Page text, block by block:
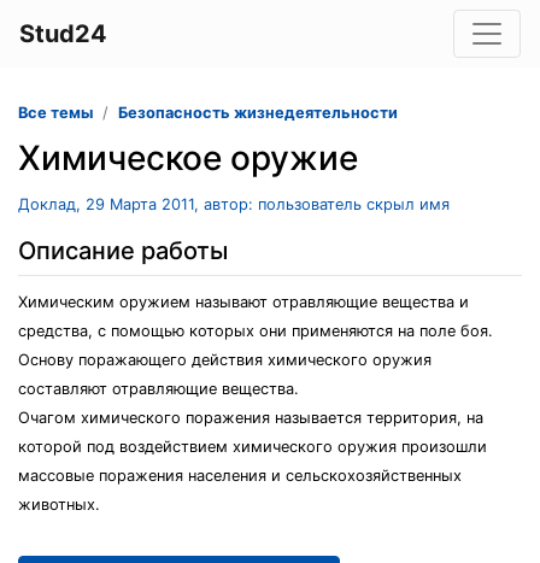
Stud24
Все темы Безопасность жизнедеятельности
Химическое оружие
Доклад, 29 Марта 2011, автор: пользователь скрыл имя
Описание работы
Химическим оружием называют отравляющие вещества и
средства, с помощью которых они применяются на поле боя.
Основу поражающего действия химического оружия
составляют отравляющие вещества.
Очагом химического поражения называется территория, на
которой под воздействием химического оружия произошли
массовые поражения населения и сельскохозяйственных
животных.